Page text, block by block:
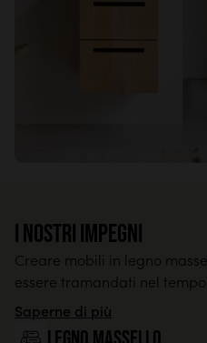
I nostri impegni
Creare mobili in legno
essere tramandati nel tempo.
Saperne di più